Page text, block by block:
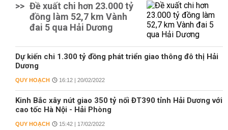
>> Đề xuất chi hơn 23.000 tỷ
đồng làm 52,7 km Vành
đai 5 qua Hải Dương
Dự kiến chi 1.300 tỷ đồng phát triển giao thông đô thị Hải
Dương
QUY HOẠCH 16:12 | 20/02/2022
Kinh Bắc xây nút giao 350 tỷ nối ĐT390 tỉnh Hải Dương với
cao tốc Hà Nội - Hải Phòng
QUY HOẠCH 15:42 | 17/02/2022